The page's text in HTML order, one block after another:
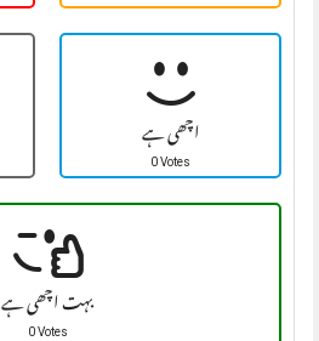
اچھی ہے
0 Votes
بہت اچھی ہے
0 Votes